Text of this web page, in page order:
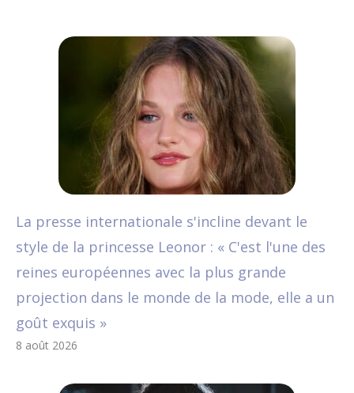
La presse internationale s'incline devant le
style de la princesse Leonor : « C'est l'une des
reines européennes avec la plus grande
projection dans le monde de la mode, elle a un
goût exquis »
8 août 2026